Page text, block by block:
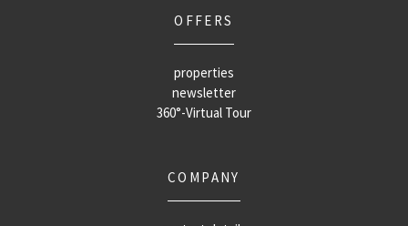
OFFERS
properties
newsletter
360°-Virtual Tour
COMPANY